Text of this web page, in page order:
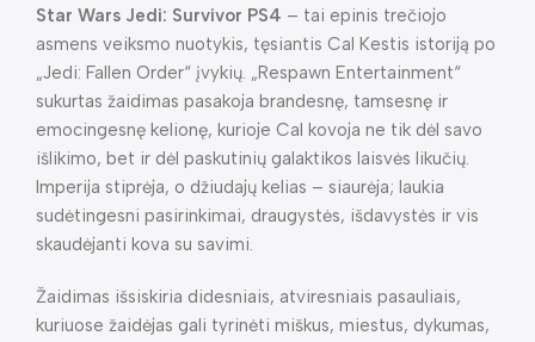
Star Wars Jedi: Survivor PS4 – tai epinis trečiojo
asmens veiksmo nuotykis, tęsiantis Cal Kestis istoriją po
„Jedi: Fallen Order“ įvykių. „Respawn Entertainment“
sukurtas žaidimas pasakoja brandesnę, tamsesnę ir
emocingesnę kelionę, kurioje Cal kovoja ne tik dėl savo
išlikimo, bet ir dėl paskutinių galaktikos laisvės likučių.
Imperija stiprėja, o džiudajų kelias – siaurėja; laukia
sudėtingesni pasirinkimai, draugystės, išdavystės ir vis
skaudėjanti kova su savimi.
Žaidimas išsiskiria didesniais, atviresniais pasauliais,
kuriuose žaidėjas gali tyrinėti miškus, miestus, dykumas,